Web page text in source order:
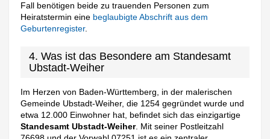
Fall benötigen beide zu trauenden Personen zum
Heiratstermin eine beglaubigte Abschrift aus dem
Geburtenregister.
4. Was ist das Besondere am Standesamt
Ubstadt-Weiher
Im Herzen von Baden-Württemberg, in der malerischen
Gemeinde Ubstadt-Weiher, die 1254 gegründet wurde und
etwa 12.000 Einwohner hat, befindet sich das einzigartige
Standesamt Ubstadt-Weiher. Mit seiner Postleitzahl